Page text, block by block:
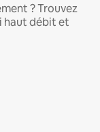
? Trouvez
haut débit et